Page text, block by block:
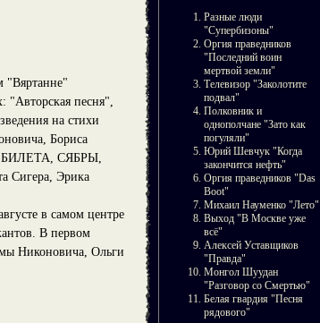
"Вяртанне"
"Авторская песня",
на стихи
Бориса
БИЛЕТА, СЯБРЫ,
Сигера, Эрика
в самом центре
В первом
Никоновича, Ольги
Разные люди
"Супербизоны"
Оргия праведников
"Последний воин
мертвой земли"
Телевизор "Заколотите
подвал"
Полковник и
однополчане "Зато как
погуляли"
Юрий Шевчук "Когда
закончится нефть"
Оргия праведников "Das
Boot"
Михаил Науменко "Лето"
Выход "В Москве уже
всё"
Алексей Уставщиков
"Правда"
Монгол Шуудан
"Разговор со Смертью"
Белая гвардия "Песня
рядового"